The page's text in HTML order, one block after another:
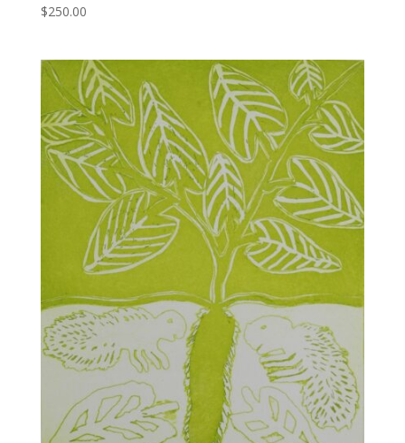
$250.00